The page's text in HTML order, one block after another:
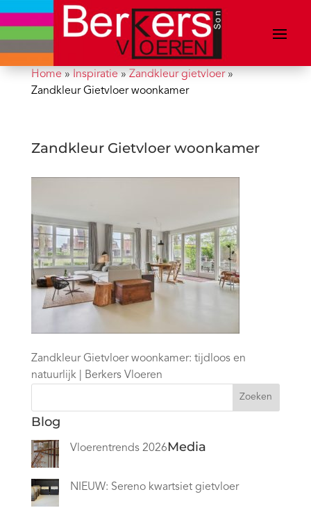
Home» Inspiratie» Zandkleur gietvloer»
Zandkleur Gietvloer woonkamer
Zandkleur Gietvloer woonkamer
Zandkleur Gietvloer woonkamer: tijdloos en
natuurlijk | Berkers Vloeren
Zoeken
Blog
Vloerentrends 2026
NIEUW: Sereno kwartsiet gietvloer
Media